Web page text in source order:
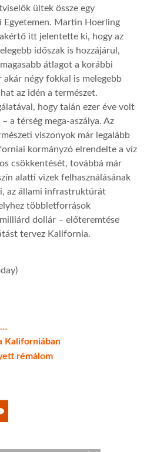
ültek össze egy
Egyetemen. Martin Hoerling
itt jelentette ki, hogy az
időszak is hozzájárul,
átlagot a korábbi
akár négy fokkal is melegebb
az idén a természet.
hogy talán ezer éve volt
a térség mega-aszálya. Az
viszonyok már legalább
kormányzó elrendelte a víz
csökkentését, továbbá már
alatti vizek felhasználásának
az állami infrastruktúrát
többletforrások
dollár – előteremtése
tervez Kalifornia.
Kaliforniában
rémálom